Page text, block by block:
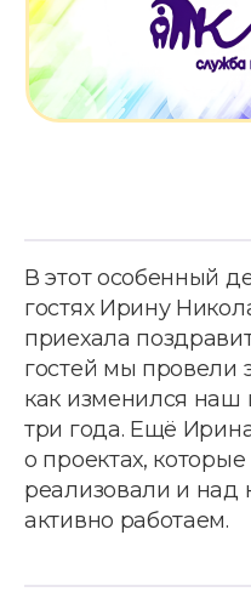
В этот особенный
гостях Ирину
приехала
гостей мы провели
как изменился наш
три года. Ещё
о проектах,
реализовали и над
активно работаем.